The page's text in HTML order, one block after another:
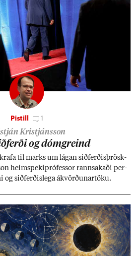
Pistill 1
Kristjánsson
og dómgreind
til marks um lág­an sið­ferð­is­þrösk­
heim­speki­pró­fess­or rann­sak­aði per­
og sið­ferð­is­lega ákvörð­un­ar­töku.